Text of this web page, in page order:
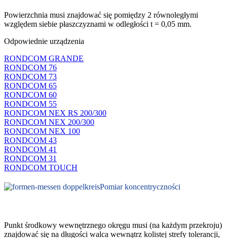
Powierzchnia musi znajdować się pomiędzy 2 równoległymi
względem siebie płaszczyznami w odległości t = 0,05 mm.
Odpowiednie urządzenia
RONDCOM GRANDE
RONDCOM 76
RONDCOM 73
RONDCOM 65
RONDCOM 60
RONDCOM 55
RONDCOM NEX RS 200/300
RONDCOM NEX 200/300
RONDCOM NEX 100
RONDCOM 43
RONDCOM 41
RONDCOM 31
RONDCOM TOUCH
Pomiar koncentryczności
Punkt środkowy wewnętrznego okręgu musi (na każdym przekroju)
znajdować się na długości walca wewnątrz kolistej strefy tolerancji,